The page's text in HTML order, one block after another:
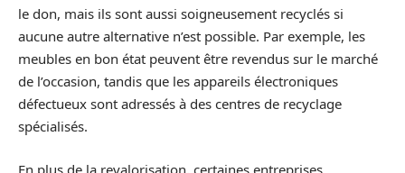
le don, mais ils sont aussi soigneusement recyclés si
aucune autre alternative n’est possible. Par exemple, les
meubles en bon état peuvent être revendus sur le marché
de l’occasion, tandis que les appareils électroniques
défectueux sont adressés à des centres de recyclage
spécialisés.
En plus de la revalorisation, certaines entreprises